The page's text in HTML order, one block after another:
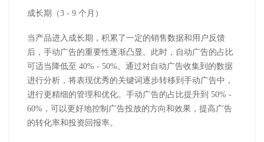
成长期（3 - 9 个月）
当产品进入成长期，积累了一定的销售数据和用户反馈
后，手动广告的重要性逐渐凸显。此时，自动广告的占比
可适当降低至 40% - 50%。通过对自动广告收集到的数据
进行分析，将表现优秀的关键词逐步转移到手动广告中，
进行更精细的管理和优化。手动广告的占比提升到 50% -
60%，可以更好地控制广告投放的方向和效果，提高广告
的转化率和投资回报率。